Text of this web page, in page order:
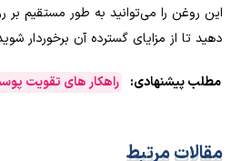
این روغن را می‌توانید به طور مستقیم
دهید تا از مزایای گسترده آن برخوردار
مطلب پیشنهادی: راهکار های تقویت
مقالات مرتبط